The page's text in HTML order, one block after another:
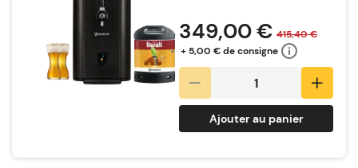
349,00 € 415,40 €
+ 5,00 € de consigne
Ajouter au panier